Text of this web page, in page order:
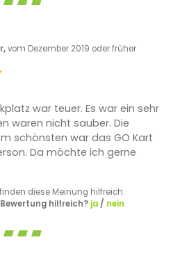
vom Dezember 2019 oder früher
war teuer. Es war ein sehr
waren nicht sauber. Die
schönsten war das GO Kart
Da möchte ich gerne
diese Meinung hilfreich.
hilfreich? ja/ nein